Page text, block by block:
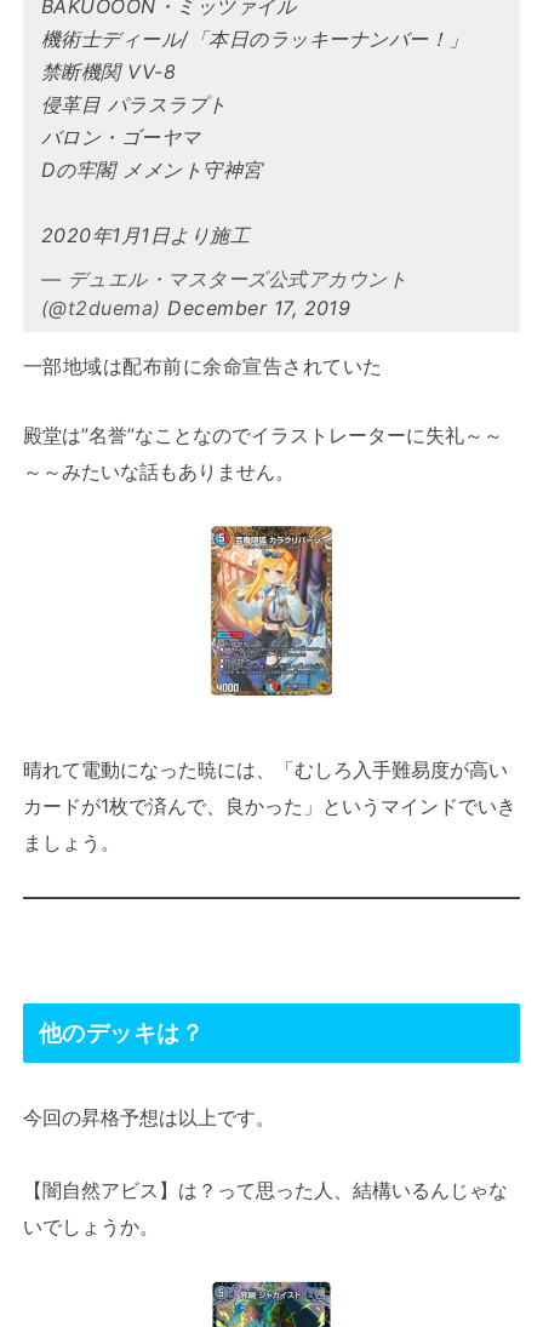
BAKUOOON・ミッツァイル
機術士ディール/「本日のラッキーナンバー！」
禁断機関 VV-8
侵革目 パラスラプト
バロン・ゴーヤマ
Dの牢閣 メメント守神宮
2020年1月1日より施工
— デュエル・マスターズ公式アカウント
(@t2duema)December 17, 2019
一部地域は配布前に余命宣告されていた
殿堂は”名誉”なことなのでイラストレーターに失礼～～
～～みたいな話もありません。
晴れて電動になった暁には、「むしろ入手難易度が高い
カードが1枚で済んで、良かった」というマインドでいき
ましょう。
他のデッキは？
今回の昇格予想は以上です。
【闇自然アビス】は？って思った人、結構いるんじゃな
いでしょうか。